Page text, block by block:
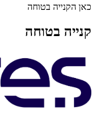
כאן הקנייה בטוחה
קנייה בטוחה